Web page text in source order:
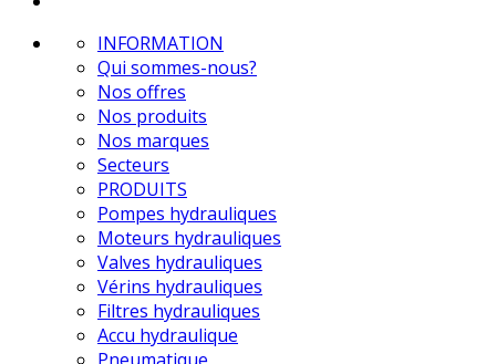
INFORMATION
Qui sommes-nous?
Nos offres
Nos produits
Nos marques
Secteurs
PRODUITS
Pompes hydrauliques
Moteurs hydrauliques
Valves hydrauliques
Vérins hydrauliques
Filtres hydrauliques
Accu hydraulique